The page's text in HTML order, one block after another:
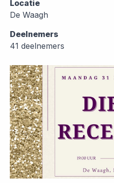
Locatie
De Waagh
Deelnemers
41 deelnemers